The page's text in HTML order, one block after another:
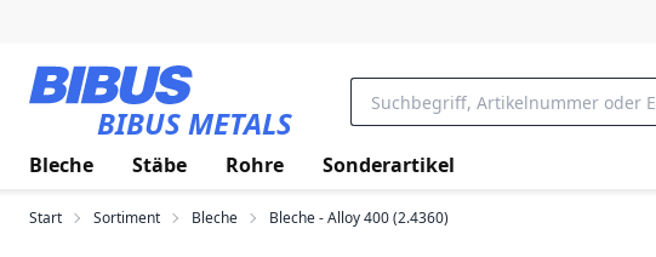
BIBUS METALS
Bleche Stäbe Rohre Sonderartikel
Start Sortiment Bleche Bleche - Alloy 400 (2.4360)